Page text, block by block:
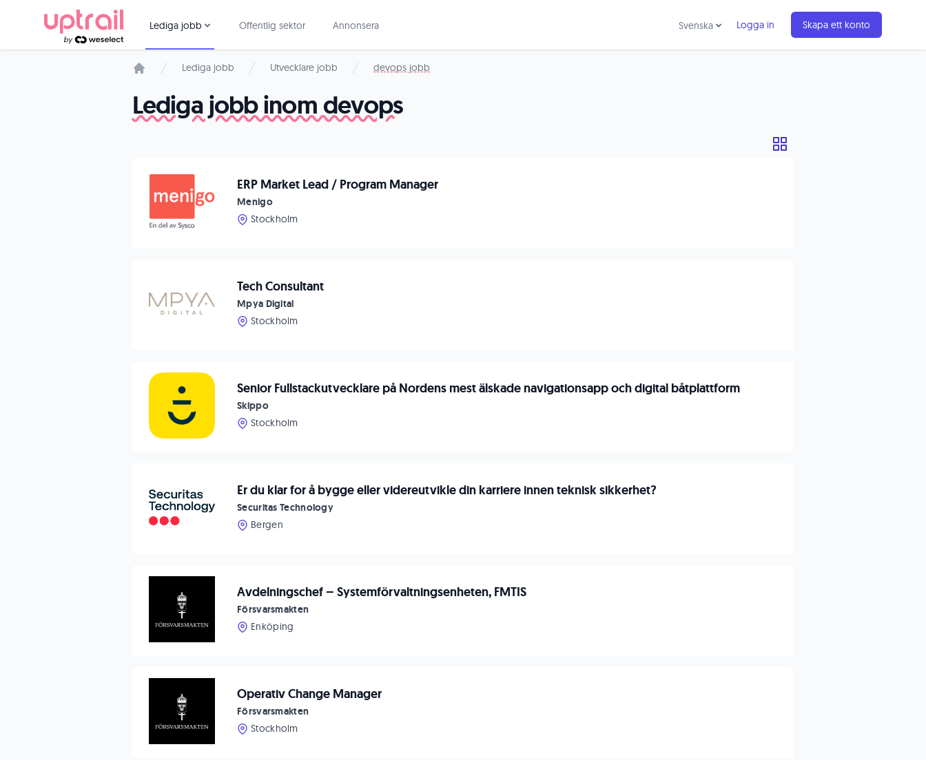
Lediga jobb Offentlig sektor Annonsera Svenska Logga in Skapa ett konto
Lediga jobb Utvecklare jobb devops jobb
Lediga jobb inom devops
ERP Market Lead / Program Manager
Menigo
Stockholm
Tech Consultant
Mpya Digital
Stockholm
Senior Fullstackutvecklare på Nordens mest älskade navigationsapp och digital båtplattform
Skippo
Stockholm
Er du klar for å bygge eller videreutvikle din karriere innen teknisk sikkerhet?
Securitas Technology
Bergen
Avdelningschef – Systemförvaltningsenheten, FMTIS
Försvarsmakten
Enköping
Operativ Change Manager
Försvarsmakten
Stockholm